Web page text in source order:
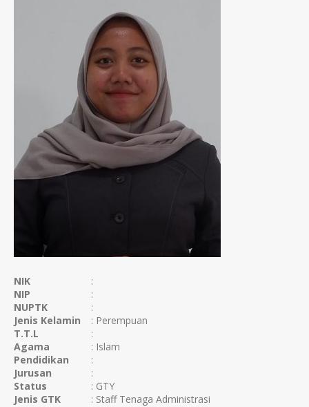
NIK
:
NIP
:
NUPTK
:
Jenis Kelamin
: Perempuan
T.T.L
:
Agama
: Islam
Pendidikan
:
Jurusan
:
Status
: GTY
Jenis GTK
: Staff Tenaga Administrasi